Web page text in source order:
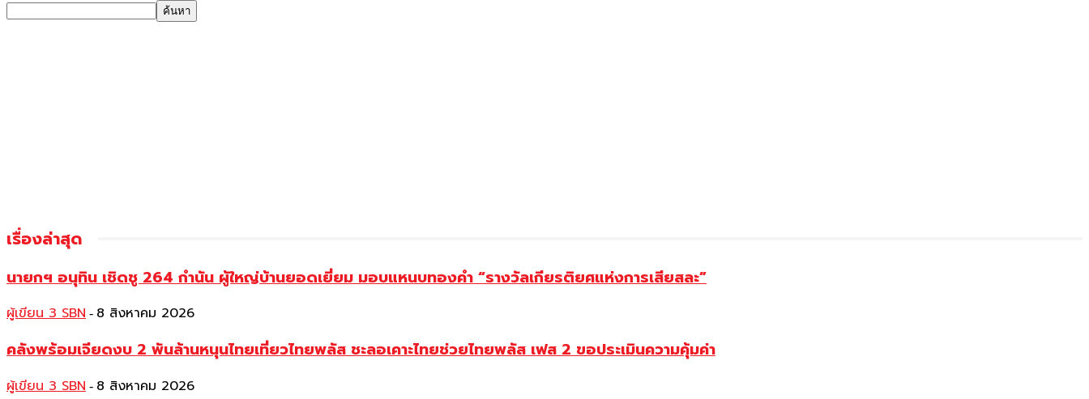
เรื่องล่าสุด
นายกฯ อนุทิน เชิดชู 264 กำนัน ผู้ใหญ่บ้านยอดเยี่ยม มอบแหนบทองคำ “รางวัลเกียรติยศแห่งการเสียสละ”
ผู้เขียน 3 SBN - 8 สิงหาคม 2026
คลังพร้อมเจียดงบ 2 พันล้านหนุนไทยเที่ยวไทยพลัส ชะลอเคาะไทยช่วยไทยพลัส เฟส 2 ขอประเมินความคุ้มค่า
ผู้เขียน 3 SBN - 8 สิงหาคม 2026